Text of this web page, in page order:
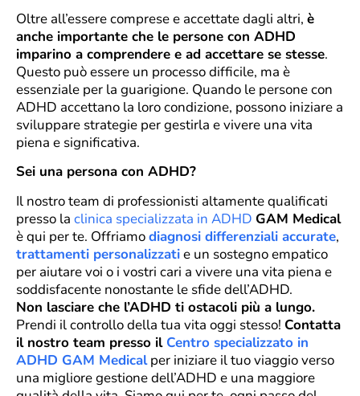
Oltre all’essere comprese e accettate dagli altri, è
anche importante che le persone con ADHD
imparino a comprendere e ad accettare se stesse.
Questo può essere un processo difficile, ma è
essenziale per la guarigione. Quando le persone con
ADHD accettano la loro condizione, possono iniziare a
sviluppare strategie per gestirla e vivere una vita
piena e significativa.
Sei una persona con ADHD?
Il nostro team di professionisti altamente qualificati
presso la clinica specializzata in ADHD GAM Medical
è qui per te. Offriamodiagnosi differenziali accurate,
trattamenti personalizzatie un sostegno empatico
per aiutare voi o i vostri cari a vivere una vita piena e
soddisfacente nonostante le sfide dell’ADHD.
Non lasciare che l’ADHD ti ostacoli più a lungo.
Prendi il controllo della tua vita oggi stesso! Contatta
il nostro team presso il Centro specializzato in
ADHD GAM Medicalper iniziare il tuo viaggio verso
una migliore gestione dell’ADHD e una maggiore